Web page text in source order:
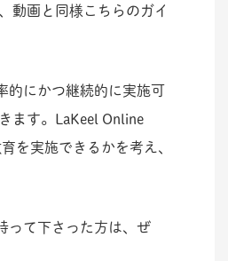
動画と同様こちらのガイ
にかつ継続的に実施可
ます。LaKeel Online
を実施できるかを考え、
って下さった方は、ぜ